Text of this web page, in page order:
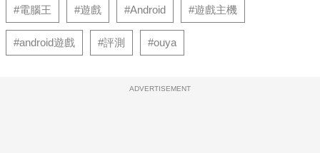
#電腦王 #遊戲 #Android #遊戲主機
#android遊戲 #評測 #ouya
ADVERTISEMENT